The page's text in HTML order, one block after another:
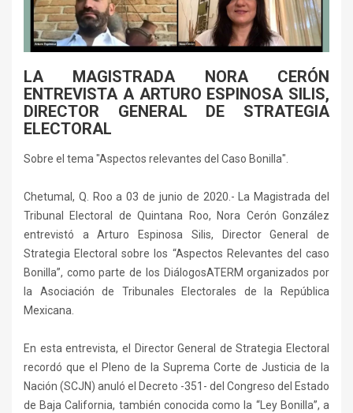
LA MAGISTRADA NORA CERÓN
ENTREVISTA A ARTURO ESPINOSA SILIS,
DIRECTOR GENERAL DE STRATEGIA
ELECTORAL
Sobre el tema "Aspectos relevantes del Caso Bonilla".
Chetumal, Q. Roo a 03 de junio de 2020.- La Magistrada del
Tribunal Electoral de Quintana Roo, Nora Cerón González
entrevistó a Arturo Espinosa Silis, Director General de
Strategia Electoral sobre los “Aspectos Relevantes del caso
Bonilla”, como parte de los DiálogosATERM organizados por
la Asociación de Tribunales Electorales de la República
Mexicana.
En esta entrevista, el Director General de Strategia Electoral
recordó que el Pleno de la Suprema Corte de Justicia de la
Nación (SCJN) anuló el Decreto -351- del Congreso del Estado
de Baja California, también conocida como la “Ley Bonilla”, a